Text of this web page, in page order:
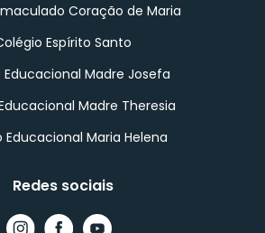
Coração de Maria
Espírito Santo
Madre Josefa
Madre Theresia
Educacional Maria Helena
Redes sociais